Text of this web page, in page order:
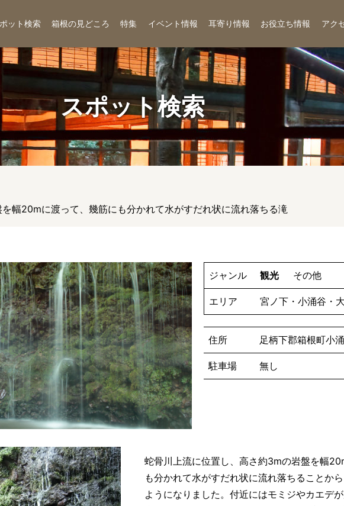
ット検索 箱根の見どころ 特集 イベント情報 耳寄り情報 お役立ち情報 アク
スポット検索
幅20mに渡って、幾筋にも分かれて水がすだれ状に流れ落ちる滝
ジャンル 観光 その他
エリア 宮ノ下・小涌谷・
住所 足柄下郡箱根町小
駐車場 無し
蛇骨川上流に位置し、高さ約3mの岩盤を幅
も分かれて水がすだれ状に流れ落ちることか
ようになりました。付近にはモミジやカエデ